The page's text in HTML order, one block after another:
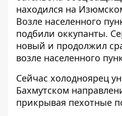
находился на
Возле населенного
подбили оккупанты.
новый и продолжил
возле населенного
Сейчас холодноярец
Бахмутском
прикрывая пехотные